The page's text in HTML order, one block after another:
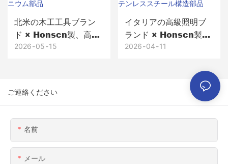
北米の木工工具ブラン
ド × Honscn製、高級
木工工具用カスタム
2026 05 15
イタリアの高級照明ブ
ランド × Honscn製、
ブラックEコーティング
ステンレススチール構
2026 04 11
ご連絡ください
名前
メール